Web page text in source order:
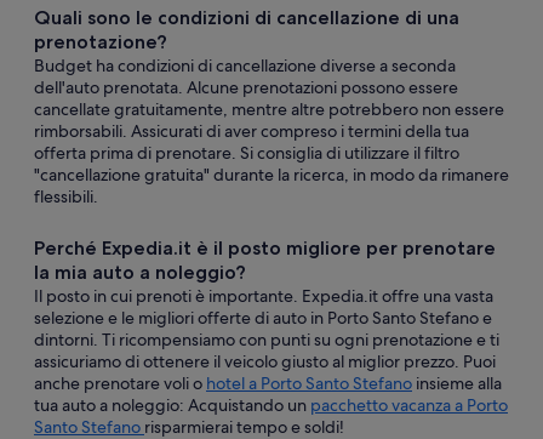
Quali sono le condizioni di cancellazione di una
prenotazione?
Budget ha condizioni di cancellazione diverse a seconda
dell'auto prenotata. Alcune prenotazioni possono essere
cancellate gratuitamente, mentre altre potrebbero non essere
rimborsabili. Assicurati di aver compreso i termini della tua
offerta prima di prenotare. Si consiglia di utilizzare il filtro
"cancellazione gratuita" durante la ricerca, in modo da rimanere
flessibili.
Perché Expedia.it è il posto migliore per prenotare
la mia auto a noleggio?
Il posto in cui prenoti è importante. Expedia.it offre una vasta
selezione e le migliori offerte di auto in Porto Santo Stefano e
dintorni. Ti ricompensiamo con punti su ogni prenotazione e ti
assicuriamo di ottenere il veicolo giusto al miglior prezzo. Puoi
anche prenotare voli o hotel a Porto Santo Stefano insieme alla
tua auto a noleggio: Acquistando un pacchetto vacanza a Porto
Santo Stefano risparmierai tempo e soldi!